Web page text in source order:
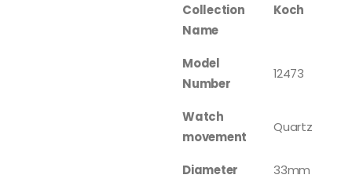
Collection
Name
Koch
Model
Number
12473
Watch
movement
Quartz
Diameter
33mm